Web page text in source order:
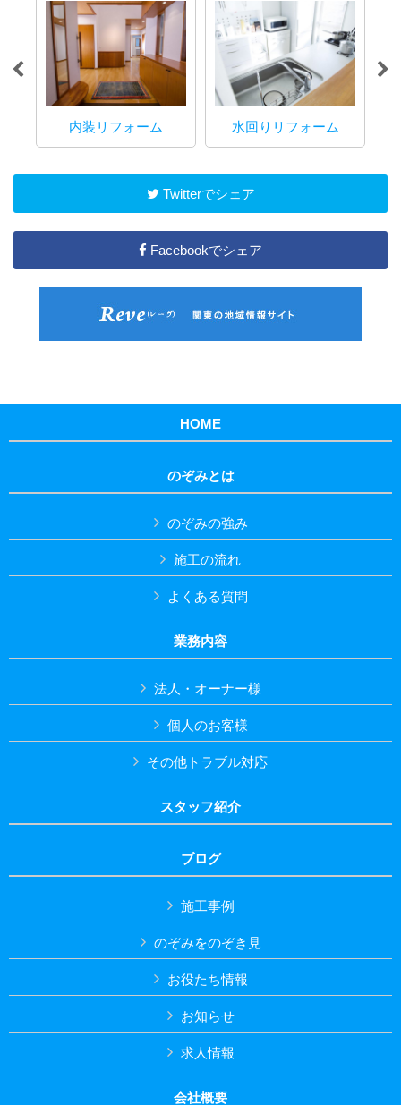
内装リフォーム 水回りリフォーム
Twitterでシェア
Facebookでシェア
HOME
のぞみとは
のぞみの強み
施工の流れ
よくある質問
業務内容
法人・オーナー様
個人のお客様
その他トラブル対応
スタッフ紹介
ブログ
施工事例
のぞみをのぞき見
お役たち情報
お知らせ
求人情報
会社概要